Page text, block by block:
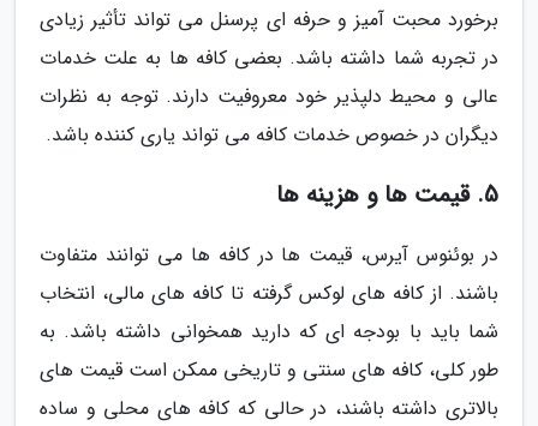
برخورد محبت آمیز و حرفه ای پرسنل می تواند تأثیر زیادی
در تجربه شما داشته باشد. بعضی کافه ها به علت خدمات
عالی و محیط دلپذیر خود معروفیت دارند. توجه به نظرات
دیگران در خصوص خدمات کافه می تواند یاری کننده باشد.
5. قیمت ها و هزینه ها
در بوئنوس آیرس، قیمت ها در کافه ها می توانند متفاوت
باشند. از کافه های لوکس گرفته تا کافه های مالی، انتخاب
شما باید با بودجه ای که دارید همخوانی داشته باشد. به
طور کلی، کافه های سنتی و تاریخی ممکن است قیمت های
بالاتری داشته باشند، در حالی که کافه های محلی و ساده